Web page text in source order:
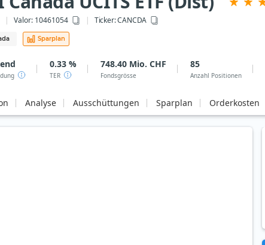
Valor: 10461054 Ticker:CANCDA
Sparplan
0.33 %
TER
748.40 Mio. CHF
Fondsgrösse
85
Anzahl Positionen
Analyse Ausschüttungen Sparplan Orderkosten